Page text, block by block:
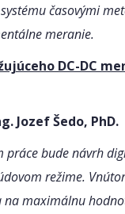
časovými
meranie.
DC-DC
Jozef Šedo, PhD.
práce bude návrh
režime.
na maximálnu